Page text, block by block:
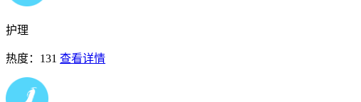
护理
热度：131 查看详情